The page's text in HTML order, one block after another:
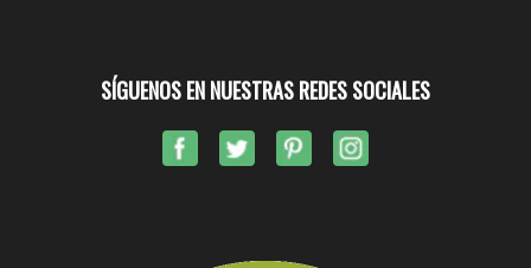
SÍGUENOS EN NUESTRAS REDES SOCIALES